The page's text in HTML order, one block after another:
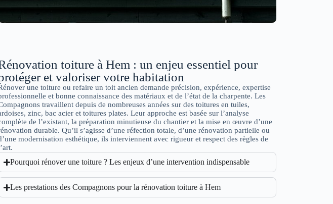
toiture à Hem : un enjeu essentiel pour
et valoriser votre habitation
une toiture ou refaire un toit ancien demande précision, expérience, expertise
et bonne connaissance des matériaux et de l’état de la charpente. Les
travaillent depuis de nombreuses années sur des toitures en tuiles,
zinc, bac acier et toitures plates. Leur approche est basée sur l’analyse
de l’existant, la préparation minutieuse du chantier et la mise en œuvre d’une
durable. Qu’il s’agisse d’une réfection totale, d’une rénovation partielle ou
modernisation esthétique, ils interviennent avec rigueur et respect des règles de
Pourquoi rénover une toiture ? Les enjeux d’une intervention indispensable
Les prestations des Compagnons pour la rénovation toiture à Hem